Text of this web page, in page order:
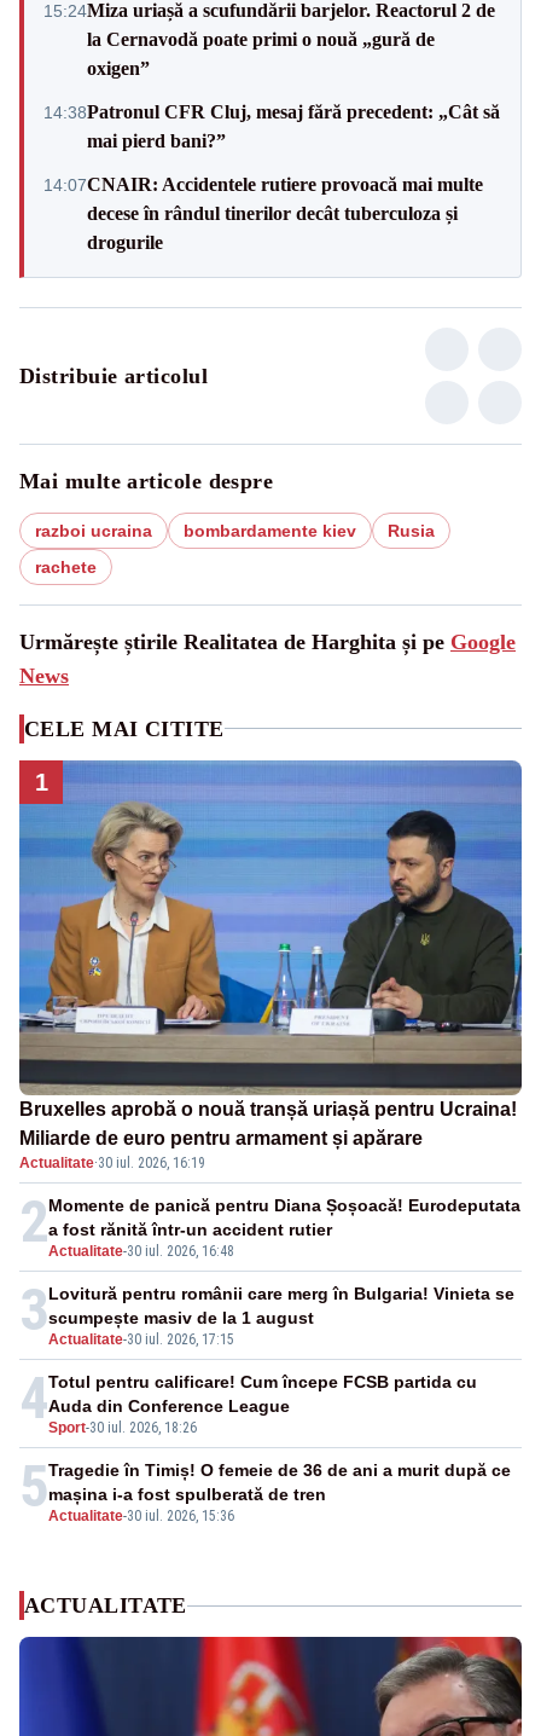
15:24Miza uriașă a scufundării barjelor. Reactorul 2 de
la Cernavodă poate primi o nouă „gură de
oxigen”
14:38Patronul CFR Cluj, mesaj fără precedent: „Cât să
mai pierd bani?”
14:07CNAIR: Accidentele rutiere provoacă mai multe
decese în rândul tinerilor decât tuberculoza și
drogurile
Distribuie articolul
Mai multe articole despre
razboi ucraina bombardamente kiev
Rusia
rachete
Urmărește știrile Realitatea de Harghita și pe Google
News
CELE MAI CITITE
1
Bruxelles aprobă o nouă tranșă uriașă pentru Ucraina!
Miliarde de euro pentru armament și apărare
Actualitate·30 iul. 2026, 16:19
2Actualitate-30 iul. 2026, 16:48
Momente de panică pentru Diana Șoșoacă! Eurodeputata
a fost rănită într-un accident rutier
3Actualitate-30 iul. 2026, 17:15
Lovitură pentru românii care merg în Bulgaria! Vinieta se
scumpește masiv de la 1 august
4Sport-30 iul. 2026, 18:26
Totul pentru calificare! Cum începe FCSB partida cu
Auda din Conference League
5Actualitate-30 iul. 2026, 15:36
Tragedie în Timiș! O femeie de 36 de ani a murit după ce
mașina i-a fost spulberată de tren
ACTUALITATE